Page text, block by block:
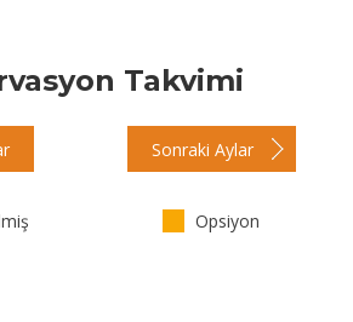
Takvimi
Sonraki Aylar
Opsiyon